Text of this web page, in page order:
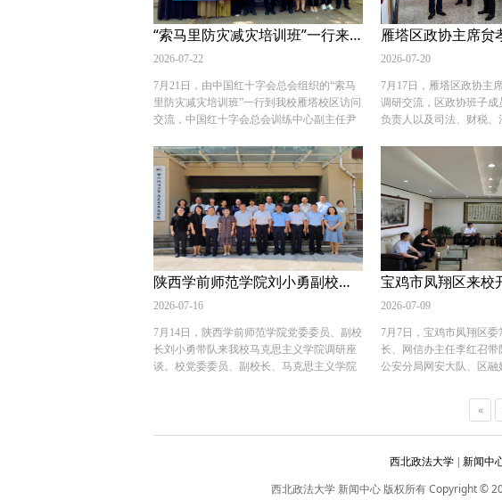
双向赋能。实习学生要做到学以致用、知行
合一，在实践中了解社会，为海关缉私工作
圳海关缉私局执法办案管理中心、情报指挥
中心、司法鉴定中心等部门，听取深圳缉私
局关于缉私执法、智慧缉私、实战化训练及
实习带教工作的情况介绍，到大鹏海关、盐
岸监管、反走私综合治理情况。公安学院党
委书记上官亚敏等参加有关活动。 （供稿：
公安学院 撰稿：胡翔 审核：上官亚敏）
境优化、联合课题、人才
自治区高级人民法院党组
责人参会，双方就联合培
享、学生实习实训等开
作意向。 27日下午，张
安厅座谈，我校94级校
部二级巡视员张文革及
各方围绕公安学历教育、
治智库服务、司法鉴定
等充分交流。 随后，张
治区人民检察院开展对接
及相关部室负责人参会。
讼、涉外检察、联合课
特色业务、法治人才培
荣刚和孙庆杰代表双方单
作协议。 在呼市调研期间
暨学习交流会，赴内蒙古
署校校合作协议，同时
暑期“三下乡”社会实践的
识产权学院）、商学院（
分随两支队伍参与对应
国内合作与校友工作处
刘霖杰）
数字化战略的重要举措，将进一步整合学科
资源，打造集理论研究、人才培养、智库服
务于一体的高端平台，为我国版权事业高质
量发展贡献“西法大力量”。 王志成对我校红
研究平台筹建前期成果给予充分肯定。他立
足国家版权事业发展战略高度，对平台建设
提出指导要求，明确要紧扣习近平文化思
想，聚焦人工智能、数字文创等新兴领域版
权治理，夯实理论研究、人才培育、社会服
务三大核心职能，持续深化部校合作，加强
政产学研协同，立足西北区位优势打造特色
版权智库，助力健全现代化版权治理体系。
会前，王志成一行观看了我校知识产权学科
建设成果展，经济法学院（知识产权学院）
院长党雷汇报了版权学术研究平台筹建阶段
性成效。 中宣部版权管理局、陕西省委宣传
人，经济法学院（知识产权学院）领导班子
及学科骨干教师参加座谈。 （供稿：经济法
学院 撰稿：李小斐 审核：党雷）
迎，介绍了学校红色办学
设成果与特色实践育人
培训贴合法律硕士“重实
核心，打通理论教学与实
频制作技术专家开展系
法硕培养单位搭建了高效
结合培训目标，他分享三
员共勉：一是要深耕精
入司法实务一线挖掘教学
例成果；二是推进校际
例教学融入法硕培养全
互通，携手搭建全国法硕
推动法律专业学位研究
本次培训采用线上线下
自全国87所高校法学院
的97名学员参加培训，线
的负责人、法律硕士教育
生教学管理秘书、实践教
盖全国二十余个省份的综
院校、行业特色高校。 （
“索马里防灾减灾培训班”一行来我校访问交流
2026-07-22
7月21日，由中国红十字会总会组织的“索马
里防灾减灾培训班”一行到我校雁塔校区访问
交流，中国红十字会总会训练中心副主任尹
刚陪同。 培训班一行参观了我校社区党群服
务中心，听取了社区在开展防灾减灾、应急
救护和红十字志愿服务等方面工作介绍，对
社区参与基层社会治理的工作成效表示赞
赏。在交流过程中，还详细了解我校学科建
设、国际交流和留学生培养等方面的情况。
希望今后加强交往、增进了解，推动更多交
流合作。中国红十字会、陕西省红十字会、
西安市红十字会、雁塔区红十字会和我校国
际交流与合作处、非洲研究院、社区相关负
灾减灾培训班”由商务部主办、中国红十字会
总会训练中心承办，学员由来自索马里的政
府官员、专家共25名学员组成。 （供稿：社
2026-07-20
7月17日，雁塔区政协主
调研交流，区政协班子成
负责人以及司法、财税
范九利，校党委委员、
动。 范九利陪同贠孝民
育教学基地，介绍了学
建设、科研创新、社会
表示，学校将充分发挥法
作用，精准对接雁塔区
现代化需求，持续深化
共育、资源共享、成果共
合、校地合作走深走实，
科研成果助力区域高质量
发展的责任担当给予充分
北政法大学学科特色鲜
建设、基层治理创新等方
展中的重点难点问题，搭
流平台，进一步深化校
表学校致欢迎辞，统战
院）院长徐京平及我校
陕西学前师范学院刘小勇副校长一行来我校马克思主义学院调研座谈
2026-07-16
7月14日，陕西学前师范学院党委委员、副校
长刘小勇带队来我校马克思主义学院调研座
谈。校党委委员、副校长、马克思主义学院
年陕北公学成立以来，学校赓续红色基因、
动学院内涵式发展，学校党委高度重视，配
宝鸡市凤翔区来校
2026-07-09
7月7日，宝鸡市凤翔区
长、网信办主任李红召带
公安分局网安大队、区
员、副校长马朝琦在校
双方围绕平安凤翔、法
合治理、舆情风险防控
基层治理交换意见，希
破解基层网信、政法工
«
西北政法大学 | 新闻中
西北政法大学 新闻中心 版权所有 Copyright ©